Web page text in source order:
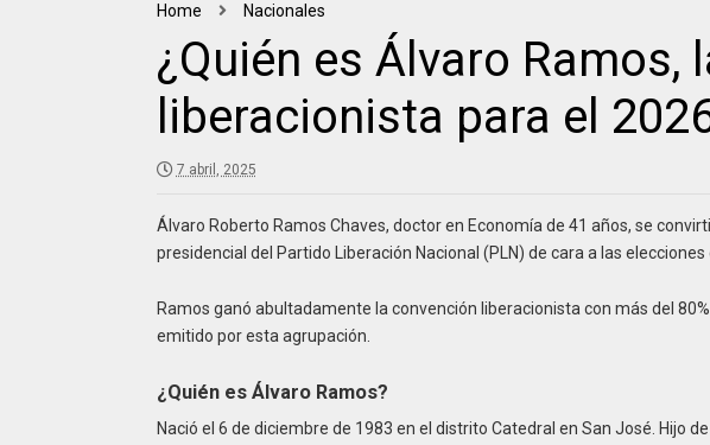
Home Nacionales
¿Quién es Álvaro Ramos,
liberacionista para el
7 abril, 2025
Álvaro Roberto Ramos Chaves, doctor en Economía de 41 años, se
presidencial del Partido Liberación Nacional (PLN) de cara a las
Ramos ganó abultadamente la convención liberacionista con más del
emitido por esta agrupación.
¿Quién es Álvaro Ramos?
Nació el 6 de diciembre de 1983 en el distrito Catedral en San José. Hijo